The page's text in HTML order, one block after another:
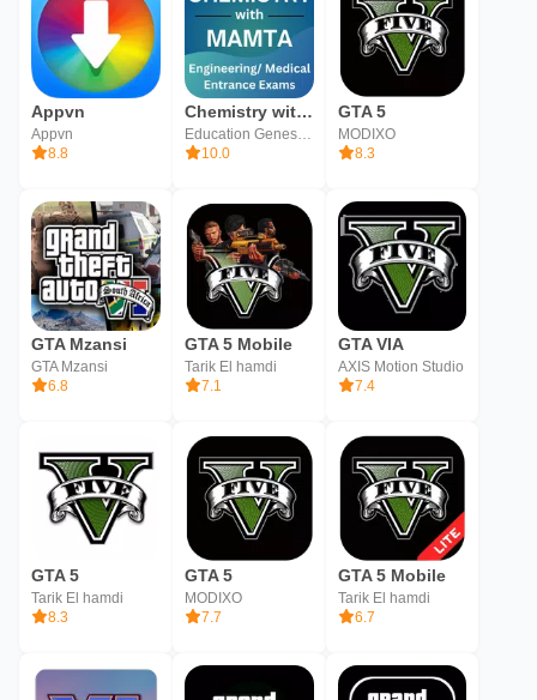
Appvn
Appvn
8.8
Chemistry with Mamta
Education Genes Media
10.0
GTA 5
MODIXO
8.3
GTA Mzansi
GTA Mzansi
6.8
GTA 5 Mobile
Tarik El hamdi
7.1
GTA VIA
AXIS Motion Studio
7.4
GTA 5
Tarik El hamdi
8.3
GTA 5
MODIXO
7.7
GTA 5 Mobile
Tarik El hamdi
6.7